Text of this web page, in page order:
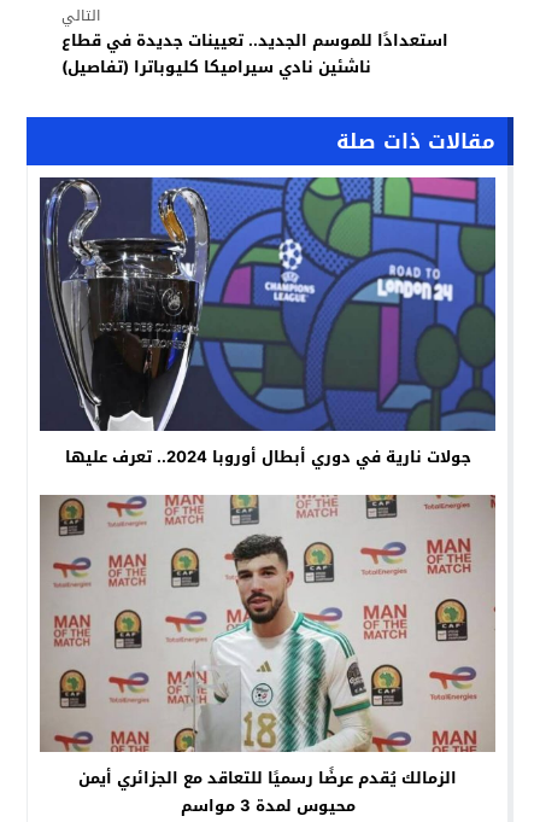
التالي
استعدادًا للموسم الجديد.. تعيينات جديدة في قطاع
ناشئين نادي سيراميكا كليوباترا (تفاصيل)
مقالات ذات صلة
جولات نارية في دوري أبطال أوروبا 2024.. تعرف عليها
الزمالك يُقدم عرضًا رسميًا للتعاقد مع الجزائري أيمن
محيوس لمدة 3 مواسم